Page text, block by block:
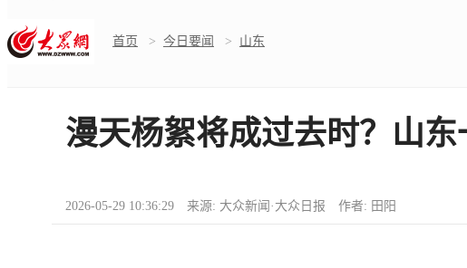
首页 > 今日要闻 > 山东
漫天杨絮将成过去时？山
2026-05-29 10:36:29 来源: 大众新闻·大众日报 作者: 田阳